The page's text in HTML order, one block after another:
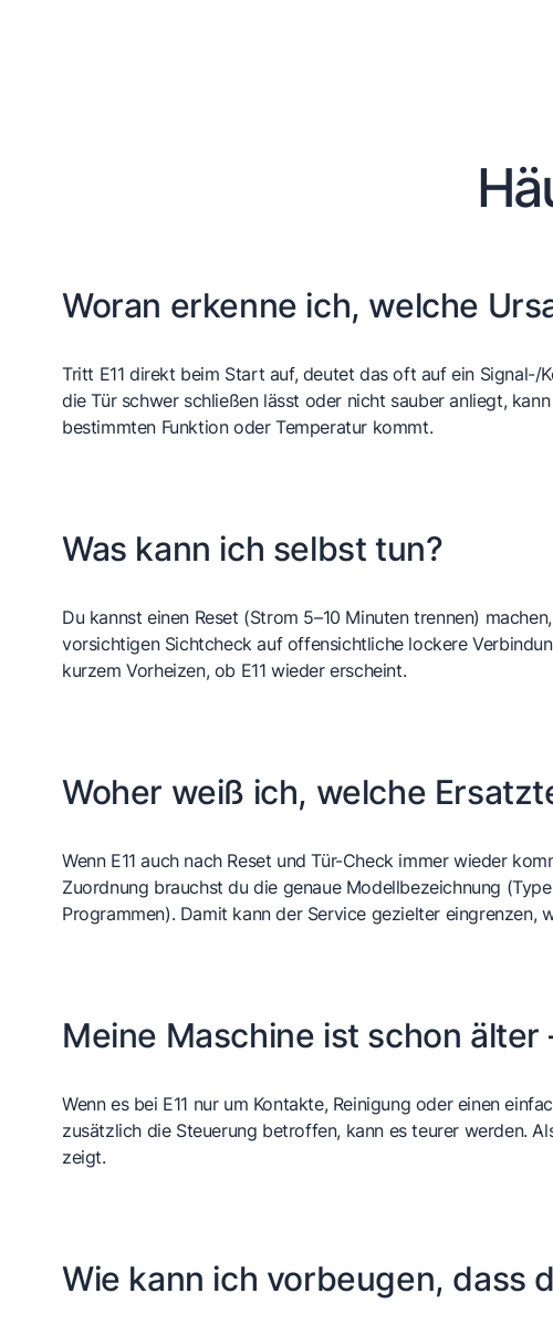
Woran erkenne ich, welche
Tritt E11 direkt beim Start auf, deutet das oft auf ein Signal-/
die Tür schwer schließen lässt oder nicht sauber anliegt,
bestimmten Funktion oder Temperatur kommt.
Was kann ich selbst tun?
Du kannst einen Reset (Strom 5–10 Minuten trennen)
vorsichtigen Sichtcheck auf offensichtliche lockere
kurzem Vorheizen, ob E11 wieder erscheint.
Woher weiß ich, welche
Wenn E11 auch nach Reset und Tür-Check immer wieder
Zuordnung brauchst du die genaue Modellbezeichnung
Programmen). Damit kann der Service gezielter eingrenzen,
Meine Maschine ist schon
Wenn es bei E11 nur um Kontakte, Reinigung oder einen
zusätzlich die Steuerung betroffen, kann es teurer werden.
zeigt.
Wie kann ich vorbeugen, dass